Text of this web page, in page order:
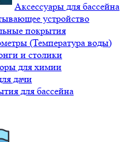
Аксессуары для бассейна
устройство
покрытия
(Температура воды)
и столики
для химии
дачи
для бассейна